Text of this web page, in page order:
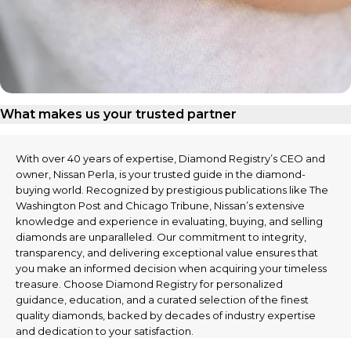
What makes us your trusted partner
With over 40 years of expertise, Diamond Registry’s CEO and
owner, Nissan Perla, is your trusted guide in the diamond-
buying world. Recognized by prestigious publications like The
Washington Post and Chicago Tribune, Nissan’s extensive
knowledge and experience in evaluating, buying, and selling
diamonds are unparalleled. Our commitment to integrity,
transparency, and delivering exceptional value ensures that
you make an informed decision when acquiring your timeless
treasure. Choose Diamond Registry for personalized
guidance, education, and a curated selection of the finest
quality diamonds, backed by decades of industry expertise
and dedication to your satisfaction.